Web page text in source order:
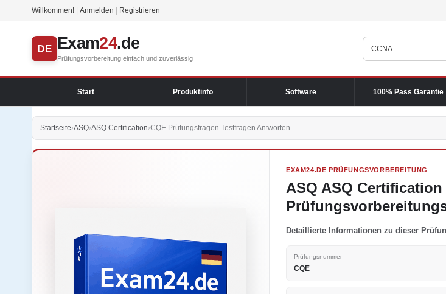
Willkommen! Anmelden Registrieren
DE Exam24.de
Prüfungsvorbereitung einfach und zuverlässig
Start Produktinfo Software 100% Pass Garantie
Startseite›ASQ›ASQ Certification›CQE Prüfungsfragen Testfragen Antworten
EXAM24.DE PRÜFUNGSVORBEREITUNG
ASQ ASQ
Detaillierte Informationen zu dieser
Prüfungsnummer
CQE